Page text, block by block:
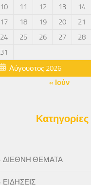
Αύγουστος 2026
10
11 12 13 14
17
18 19 20 21
24
25 26 27 28
31
« Ιούν
Κατηγορίες
ΔΙΕΘΝΗ ΘΕΜΑΤΑ
ΕΙΔΗΣΕΙΣ